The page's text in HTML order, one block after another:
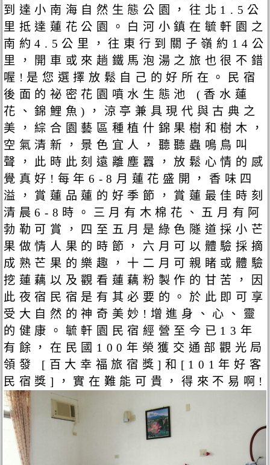
到達小南海自然生態公園，往北1.5公
里抵達蓮花公園。白河小鎮在毓軒園之
南約4.5公里，往東行到關子嶺約14公
里，開車或來趟鐵馬泡湯之旅也很不錯
喔!是您選擇放鬆自己的好所在。民宿
後面的祕密花園噴水生態池 (香水蓮
花、錦鯉魚)，涼亭兼具現代與古典之
美，綜合園藝區種植什錦果樹和樹木，
空氣清新，景色宜人，聽聽蟲鳴鳥叫
聲，此時此刻遠離塵囂，放鬆心情的感
覺真好!每年6-8月蓮花盛開，香味四
溢，賞蓮品蓮的好季節，賞蓮最佳時刻
清晨6-8時。三月有木棉花、五月有阿
勃勒可賞，四至五月是綠色隧道採小芒
果做情人果的時節，六月可以體驗採摘
成熟芒果的樂趣，十二月可親睹或體驗
挖蓮藕以及觀看蓮藕粉製作的甘苦，因
此夜宿民宿是有其必要的。於此即可享
受大自然的神奇美妙!增進身、心、靈
的健康。毓軒園民宿經營至今已13年
有餘，在民國100年榮獲交通部觀光局
領發 [百大幸福旅宿獎]和[101年好客
民宿獎]，實在難能可貴，得來不易啊!